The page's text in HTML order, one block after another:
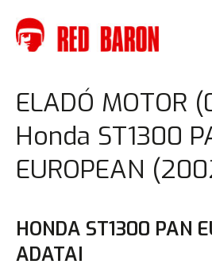
ELADÓ MOTOR
Honda ST1300
EUROPEAN
HONDA ST1300 PAN
ADATAI